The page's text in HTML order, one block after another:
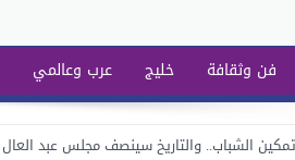
فن وثقافة خليج عرب وعالمي
الشباب.. والتاريخ سينصف مجلس عبد العال